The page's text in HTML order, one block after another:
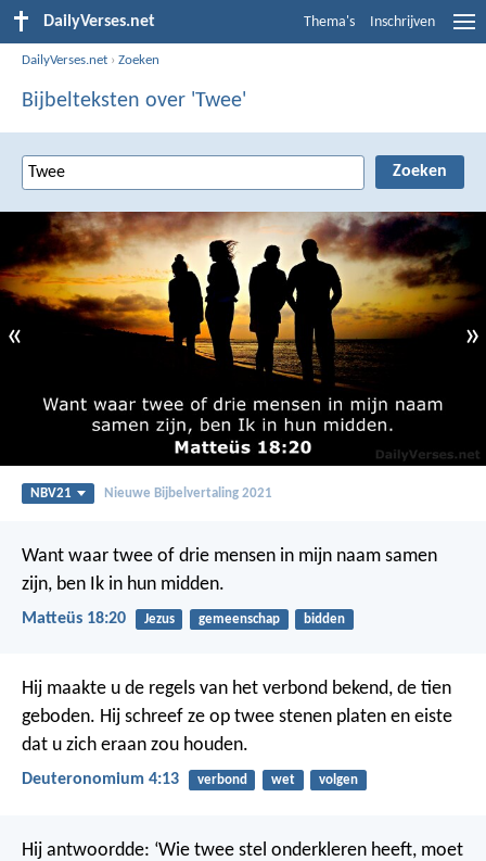
DailyVerses.net Thema's Inschrijven
DailyVerses.net ›Zoeken
Bijbelteksten over 'Twee'
« »
NBV21 Nieuwe Bijbelvertaling 2021
Want waar twee of drie mensen in mijn naam samen
zijn, ben Ik in hun midden.
Matteüs 18:20 Jezus gemeenschap bidden
Hij maakte u de regels van het verbond bekend, de tien
geboden. Hij schreef ze op twee stenen platen en eiste
dat u zich eraan zou houden.
Deuteronomium 4:13 verbond wet volgen
Hij antwoordde: ‘Wie twee stel onderkleren heeft, moet